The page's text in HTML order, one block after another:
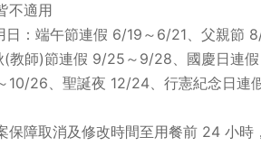
不適用
日：端午節連假 6/19～6/21、父親節
教師)節連假 9/25～9/28、國慶日連假
10/26、聖誕夜 12/24、行憲紀念日連
保障取消及修改時間至用餐前 24 小